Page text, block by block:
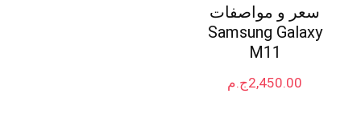
سعر و مواصفات
Samsung Galaxy
M11
ج.م2,450.00